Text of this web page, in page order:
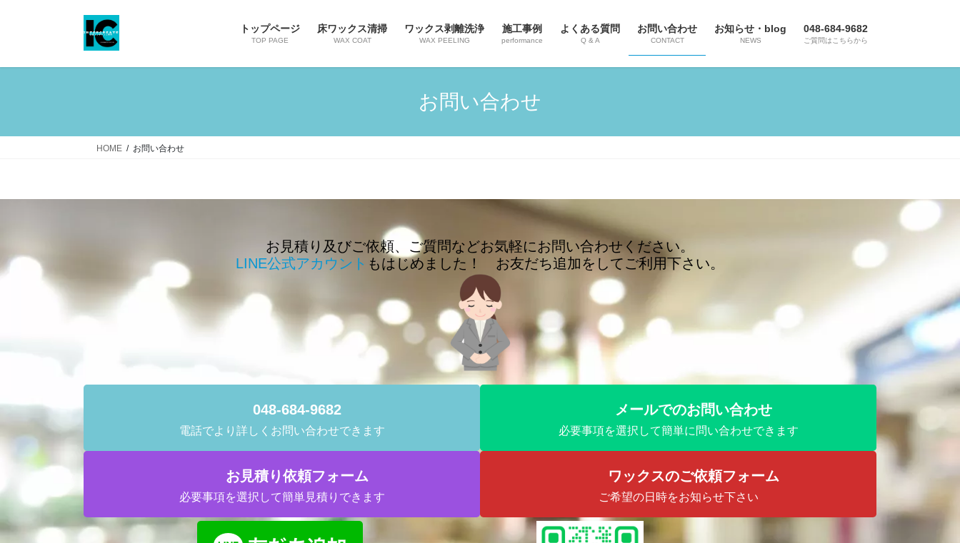
トップページ
TOP PAGE
床ワックス清掃
WAX COAT
ワックス剥離洗浄
WAX PEELING
施工事例
performance
よくある質問
Q & A
お問い合わせ
CONTACT
お知らせ・blog
NEWS
048-684-9682
ご質問はこちらから
お問い合わせ
HOME お問い合わせ
お見積り及びご依頼、ご質問などお気軽にお問い合わせください。
LINE公式アカウント もはじめました！ お友だち追加をしてご利用下さい。
048-684-9682
電話でより詳しくお問い合わせできます
メールでのお問い合わせ
必要事項を選択して簡単に問い合わせできます
お見積り依頼フォーム
必要事項を選択して簡単見積りできます
ワックスのご依頼フォーム
ご希望の日時をお知らせ下さい